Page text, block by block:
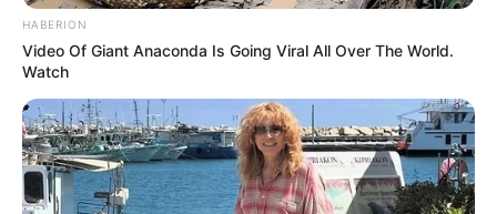
HABERION
Video Of Giant Anaconda Is Going Viral All Over The World.
Watch